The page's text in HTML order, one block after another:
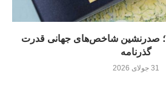
گذرنامه امارات ۲۰۲۶؛ صدرنشین شاخص‌های جهانی قدرت
گذرنامه
31 جولای 2026